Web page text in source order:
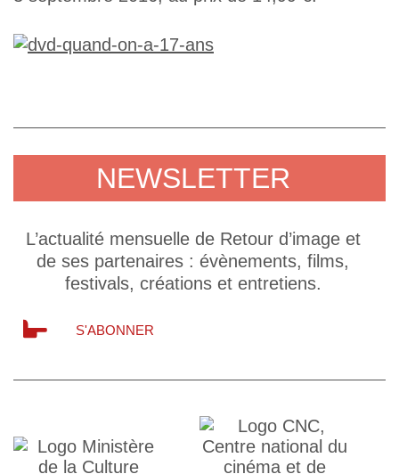
NEWSLETTER
L’actualité mensuelle de Retour d’image et
de ses partenaires : évènements, films,
festivals, créations et entretiens.
S'ABONNER